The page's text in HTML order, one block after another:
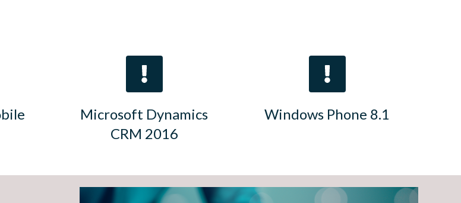
Microsoft Dynamics
CRM 2016
Windows Phone 8.1